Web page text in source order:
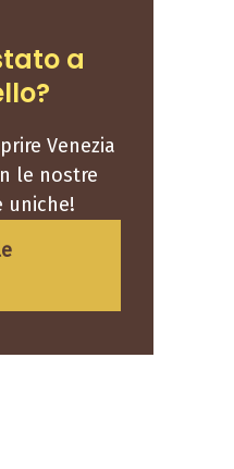
a
Venezia
le nostre
uniche!